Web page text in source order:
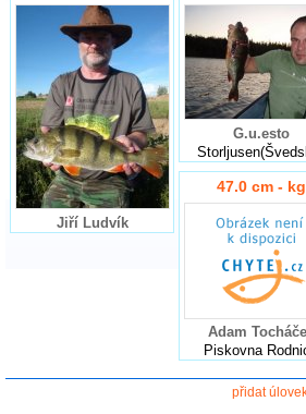
Jiří Ludvík
G.u.esto
47.0 cm - kg
Adam
Piskovna
přidat